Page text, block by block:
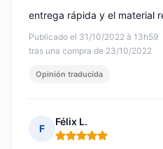
Publicado el 31/10/2022 à 13h59
tras una compra de 23/10/2022
entrega rápida y el material
Opinión traducida
F
Félix L.
Nota: 5 de 5